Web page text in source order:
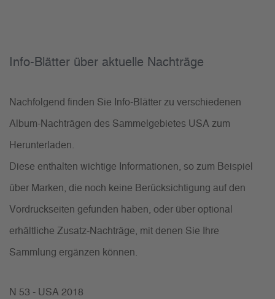
Info-Blätter über aktuelle Nachträge
Nachfolgend finden Sie Info-Blätter zu verschiedenen
Album-Nachträgen des Sammelgebietes USA zum
Herunterladen.
Diese enthalten wichtige Informationen, so zum Beispiel
über Marken, die noch keine Berücksichtigung auf den
Vordruckseiten gefunden haben, oder über optional
erhältliche Zusatz-Nachträge, mit denen Sie Ihre
Sammlung ergänzen können.
N 53 - USA 2018